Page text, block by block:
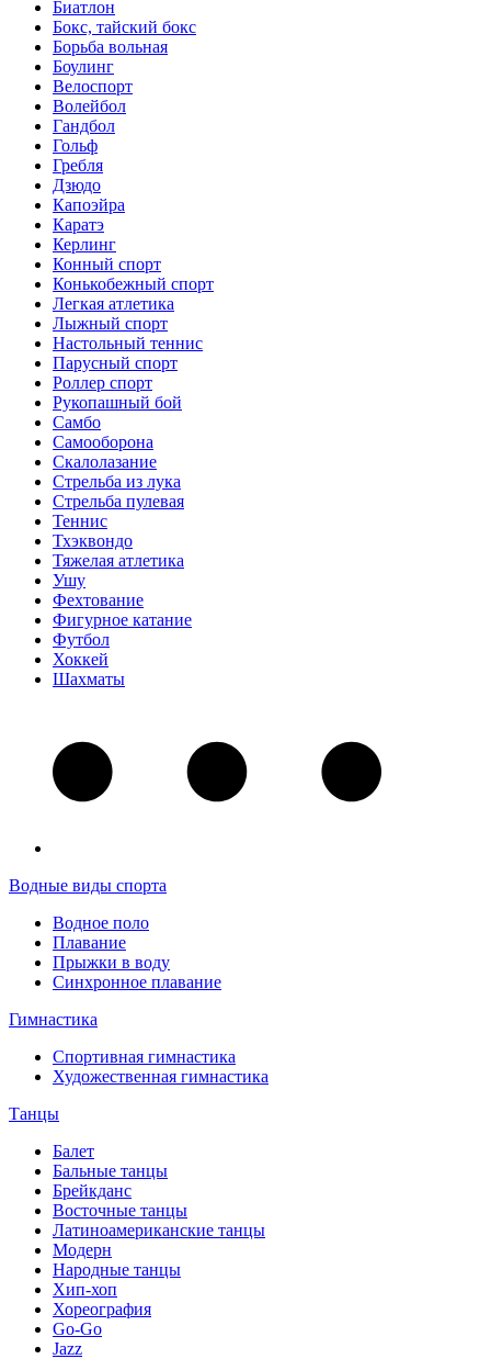
Биатлон
Бокс, тайский бокс
Борьба вольная
Боулинг
Велоспорт
Волейбол
Гандбол
Гольф
Гребля
Дзюдо
Капоэйра
Каратэ
Керлинг
Конный спорт
Конькобежный спорт
Легкая атлетика
Лыжный спорт
Настольный теннис
Парусный спорт
Роллер спорт
Рукопашный бой
Самбо
Самооборона
Скалолазание
Стрельба из лука
Стрельба пулевая
Теннис
Тхэквондо
Тяжелая атлетика
Ушу
Фехтование
Фигурное катание
Футбол
Хоккей
Шахматы
Водные виды спорта
Водное поло
Плавание
Прыжки в воду
Синхронное плавание
Гимнастика
Спортивная гимнастика
Художественная гимнастика
Танцы
Балет
Бальные танцы
Брейкданс
Восточные танцы
Латиноамериканские танцы
Модерн
Народные танцы
Хип-хоп
Хореография
Go-Go
Jazz